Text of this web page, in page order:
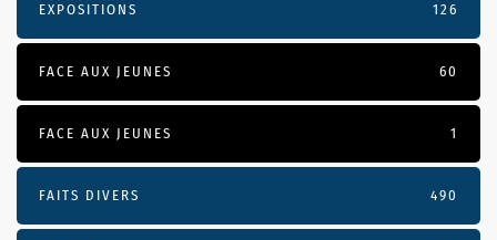
EXPOSITIONS 126
FACE AUX JEUNES 60
FACE AUX JEUNES 1
FAITS DIVERS 490